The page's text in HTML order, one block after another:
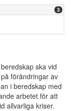
3
ska vid
förändringar av
i beredskap med
arbetet för att
allvarliga kriser.